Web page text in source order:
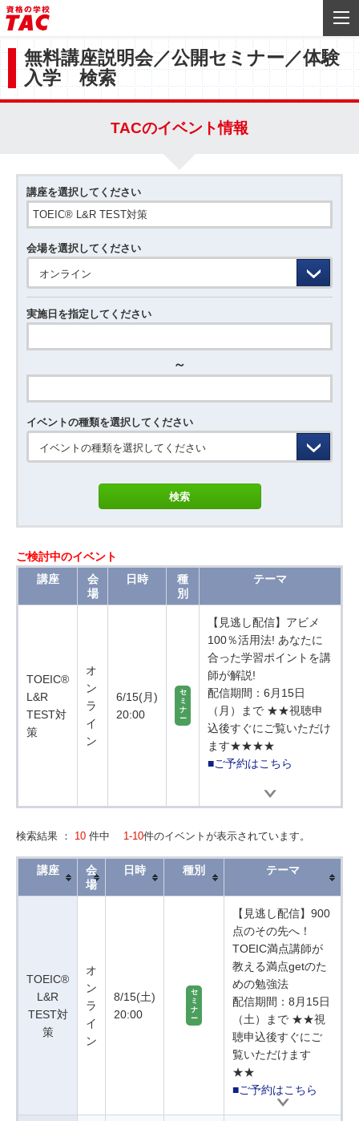
無料講座説明会／公開セミナー／体験
入学 検索
TACのイベント情報
講座を選択してください
会場を選択してください
オンライン
実施日を指定してください
～
イベントの種類を選択してください
イベントの種類を選択してください
ご検討中のイベント
講座
会
場
日時
種
別
テーマ
TOEIC®
L&R
TEST対
策
オ
ン
ラ
イ
ン
6/15(月)
20:00
セ
ミ
ナ
ー
【見逃し配信】アビメ
100％活用法! あなたに
合った学習ポイントを講
師が解説!
配信期間：6月15日
（月）まで ★★視聴申
込後すぐにご覧いただけ
ます★★★★
■ご予約はこちら
検索結果 ： 10 件中 1-10件のイベントが表示されています。
講座
会
場
日時 種別 テーマ
TOEIC®
L&R
TEST対
策
オ
ン
ラ
イ
ン
8/15(土)
20:00
セ
ミ
ナ
ー
【見逃し配信】900
点のその先へ！
TOEIC満点講師が
教える満点getのた
めの勉強法
配信期間：8月15日
（土）まで ★★視
聴申込後すぐにご
覧いただけます
★★
■ご予約はこちら